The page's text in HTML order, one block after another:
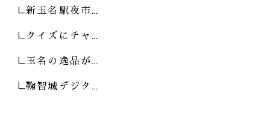
新玉名駅夜市…
クイズにチャ…
玉名の逸品が…
鞠智城デジタ…